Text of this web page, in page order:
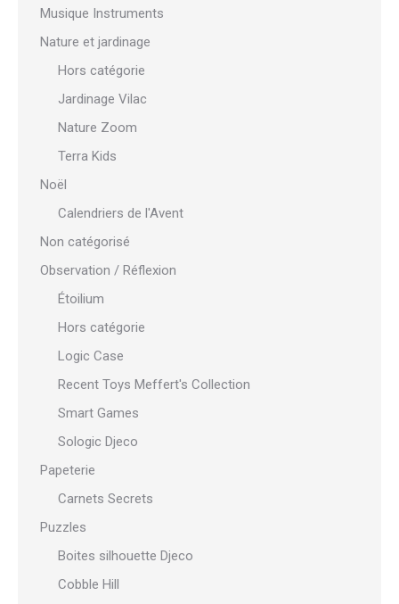
Musique Instruments
Nature et jardinage
Hors catégorie
Jardinage Vilac
Nature Zoom
Terra Kids
Noël
Calendriers de l'Avent
Non catégorisé
Observation / Réflexion
Étoilium
Hors catégorie
Logic Case
Recent Toys Meffert's Collection
Smart Games
Sologic Djeco
Papeterie
Carnets Secrets
Puzzles
Boites silhouette Djeco
Cobble Hill